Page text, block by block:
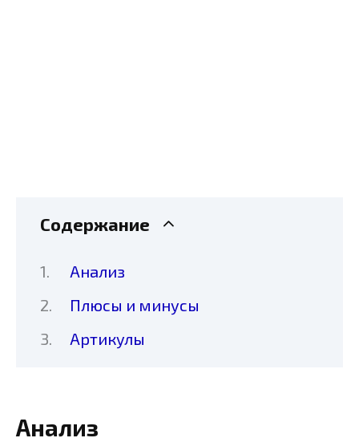
Содержание
Анализ
Плюсы и минусы
Артикулы
Анализ